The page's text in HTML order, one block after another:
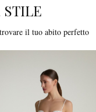
il tuo abito perfetto